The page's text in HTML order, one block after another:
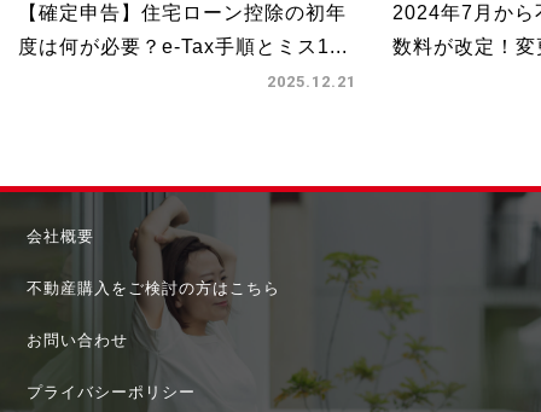
【確定申告】住宅ローン控除の初年
度は何が必要？e-Tax手順とミス1...
2025.12.21
2024年7月から
数料が改定！
会社概要
不動産購入をご検討の方はこちら
お問い合わせ
プライバシーポリシー